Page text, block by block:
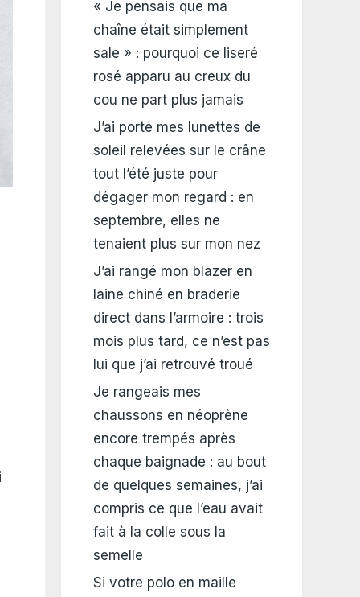
« Je pensais que ma
chaîne était simplement
sale » : pourquoi ce liseré
rosé apparu au creux du
cou ne part plus jamais
J’ai porté mes lunettes de
soleil relevées sur le crâne
tout l’été juste pour
dégager mon regard : en
septembre, elles ne
tenaient plus sur mon nez
J’ai rangé mon blazer en
laine chiné en braderie
direct dans l’armoire : trois
mois plus tard, ce n’est pas
lui que j’ai retrouvé troué
Je rangeais mes
chaussons en néoprène
encore trempés après
chaque baignade : au bout
de quelques semaines, j’ai
compris ce que l’eau avait
fait à la colle sous la
semelle
Si votre polo en maille